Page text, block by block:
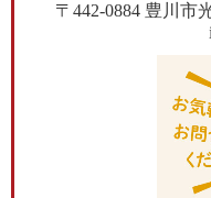
〒442-0884 豊川市